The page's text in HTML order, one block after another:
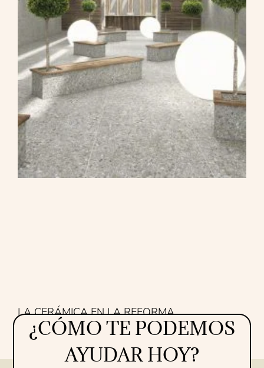
LA CERÁMICA EN LA REFORMA
Proyectos 16/07/2026
¿CÓMO TE PODEMOS
AYUDAR HOY?